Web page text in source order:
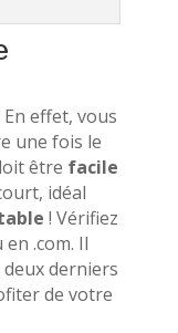
effet, vous
une fois le
être facile
idéal
! Vérifiez
.com. Il
deux derniers
de votre